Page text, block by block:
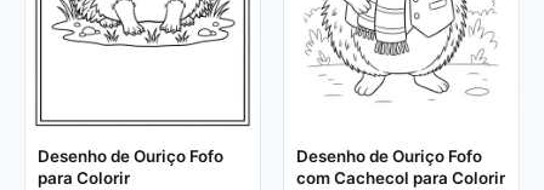
Desenho de Ouriço Fofo
para Colorir
Desenho de Ouriço Fofo
com Cachecol para Colorir